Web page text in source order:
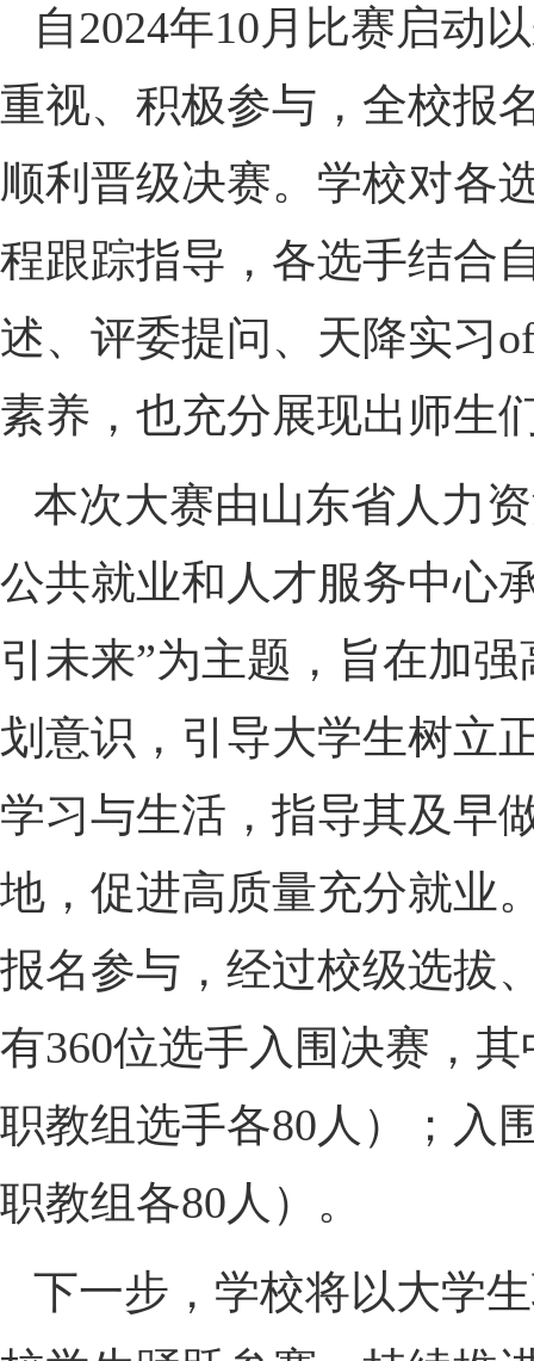
自2024年10月比赛启动
重视、积极参与，全校报
顺利晋级决赛。学校对各
程跟踪指导，各选手结合
述、评委提问、天降实习
素养，也充分展现出师生
本次大赛由山东省人力
公共就业和人才服务中心
引未来”为主题，旨在加
划意识，引导大学生树立
学习与生活，指导其及早
地，促进高质量充分就业
报名参与，经过校级选拔
有360位选手入围决赛，
职教组选手各80人）；入
职教组各80人）。
下一步，学校将以大学